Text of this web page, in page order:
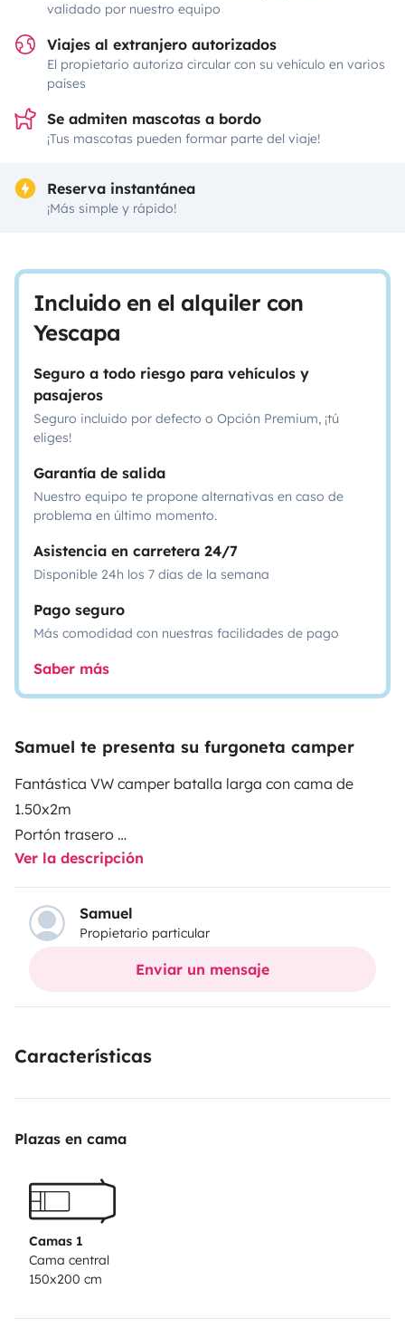
validado por nuestro equipo
Viajes al extranjero autorizados
El propietario autoriza circular con su vehículo en varios
países
Se admiten mascotas a bordo
¡Tus mascotas pueden formar parte del viaje!
Reserva instantánea
¡Más simple y rápido!
Incluido en el alquiler con
Yescapa
Seguro a todo riesgo para vehículos y
pasajeros
Seguro incluido por defecto o Opción Premium, ¡tú
eliges!
Garantía de salida
Nuestro equipo te propone alternativas en caso de
problema en último momento.
Asistencia en carretera 24/7
Disponible 24h los 7 días de la semana
Pago seguro
Más comodidad con nuestras facilidades de pago
Saber más
Samuel te presenta su furgoneta camper
Fantástica VW camper batalla larga con cama de
1.50x2m
Portón trasero
Para 5 personas
3 personas y 2 perros o el combo que prefieras.
Con nevera por placas a 12v o 220v
Velocidad por autopista 120km/h ya que es turismo
Ver la descripción
Samuel
Propietario particular
Enviar un mensaje
Características
Plazas en cama
Camas 1
Cama central
150x200 cm